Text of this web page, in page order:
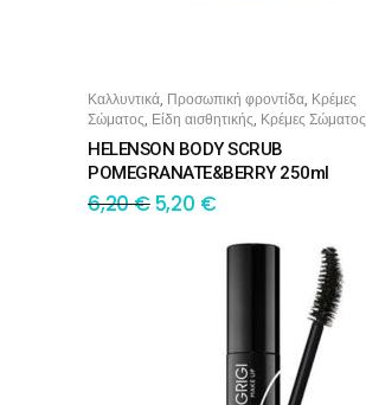
ΠΡΟΣΘΉΚΗ ΣΤΟ ΚΑΛΆΘΙ
Καλλυντικά, Προσωπική φροντίδα, Κρέμες
Σώματος, Είδη αισθητικής, Κρέμες Σώματος
HELENSON BODY SCRUB
POMEGRANATE&BERRY 250ml
6,20€5,20 €